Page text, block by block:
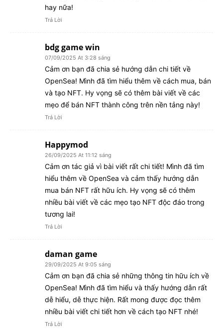
hay nữa!
Trả Lời
bdg game win
07/09/2025 At 3:28 sáng
Cảm ơn bạn đã chia sẻ hướng dẫn chi tiết về
OpenSea! Mình đã tìm hiểu thêm về cách mua, bán
và tạo NFT. Hy vọng sẽ có thêm bài viết về các
mẹo để bán NFT thành công trên nền tảng này!
Trả Lời
Happymod
26/09/2025 At 11:12 sáng
Cảm ơn tác giả vì bài viết rất chi tiết! Mình đã tìm
hiểu thêm về OpenSea và cảm thấy hướng dẫn
mua bán NFT rất hữu ích. Hy vọng sẽ có thêm
nhiều bài viết về các mẹo tạo NFT độc đáo trong
tương lai!
Trả Lời
daman game
29/09/2025 At 9:05 sáng
Cảm ơn bạn đã chia sẻ những thông tin hữu ích về
OpenSea! Mình đã tìm hiểu và thấy hướng dẫn rất
dễ hiểu, dễ thực hiện. Rất mong được đọc thêm
nhiều bài viết chi tiết hơn về cách tạo NFT nhé!
Trả Lời